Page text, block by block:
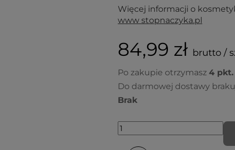
Więcej informacji o
www stopnaczyka.pl
84,99 zł brutto /
Po zakupie otrzymasz 4 pkt.
Do darmowej dostawy
Brak